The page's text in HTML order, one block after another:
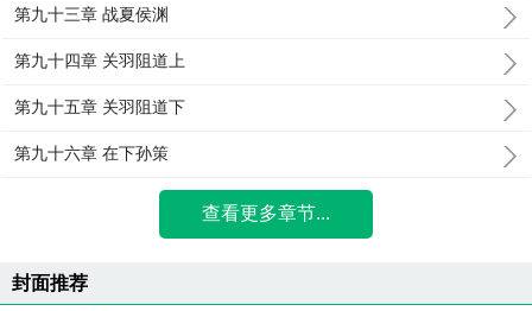
第九十三章 战夏侯渊
第九十四章 关羽阻道上
第九十五章 关羽阻道下
第九十六章 在下孙策
查看更多章节...
封面推荐